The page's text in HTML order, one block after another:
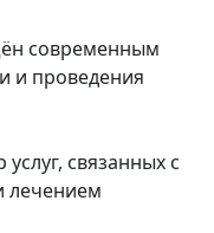
современным
и проведения
связанных с
лечением